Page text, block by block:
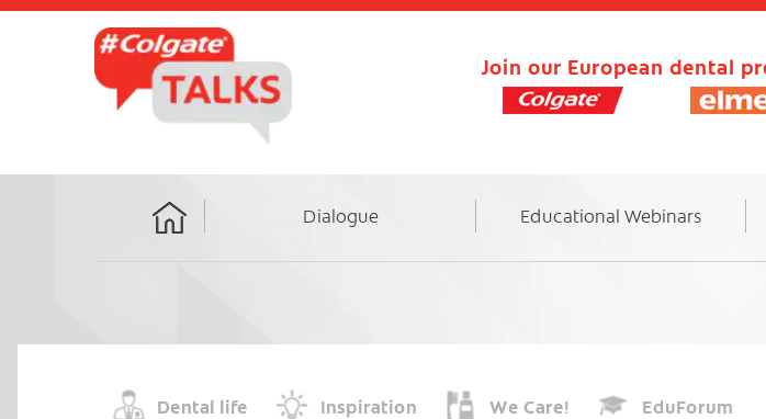
Join our European dental
Home
Dialogue Educational Webinars
Dental life Inspiration We Care! EduForum